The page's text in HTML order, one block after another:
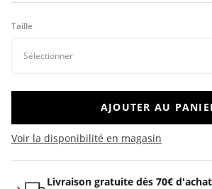
Taille
AJOUTER AU
Voir la disponibilité en magasin
Livraison gratuite dès 70€ d'achat